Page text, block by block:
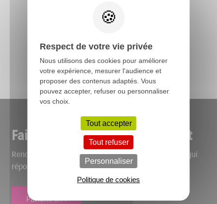
Toutes nos réalisations
Faites-nous part de votre projet
Rencontrons-nous pour bâtir ensemble le bâtiment qui
répond à vos envies.
Parlons-en !
Respect de votre vie privée
Nous utilisons des cookies pour améliorer
votre expérience, mesurer l'audience et
proposer des contenus adaptés. Vous
pouvez accepter, refuser ou personnaliser
vos choix.
Tout accepter
Tout refuser
Personnaliser
Politique de cookies